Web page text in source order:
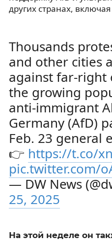
других странах,
Thousands
and other cities
against far-right
the growing
anti-immigrant
Germany (AfD)
Feb. 23 general
👉 https://t.co/
pic.twitter.com/
— DW News
25, 2025
На этой неделе он